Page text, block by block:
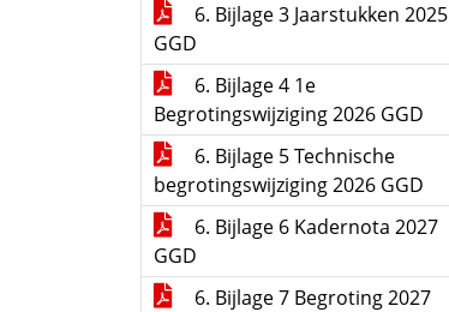
6. Bijlage 3 Jaarstukken 2025
GGD
6. Bijlage 4 1e
Begrotingswijziging 2026 GGD
6. Bijlage 5 Technische
begrotingswijziging 2026 GGD
6. Bijlage 6 Kadernota 2027
GGD
6. Bijlage 7 Begroting 2027